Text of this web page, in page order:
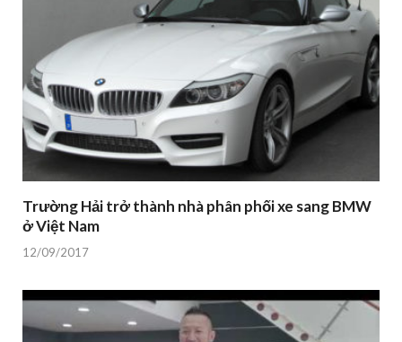
Trường Hải trở thành nhà phân phối xe sang BMW
ở Việt Nam
12/09/2017